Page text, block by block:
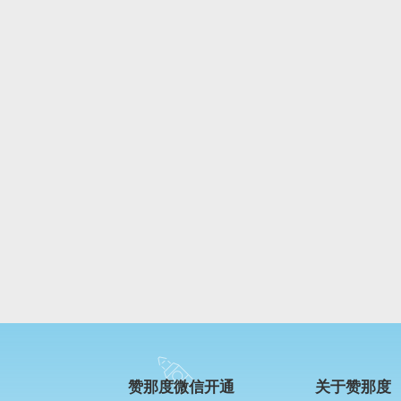
赞那度微信开通 关于赞那度